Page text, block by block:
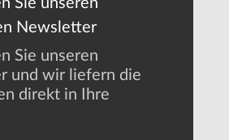
Newsletter
Sie unseren
und wir liefern die
direkt in Ihre